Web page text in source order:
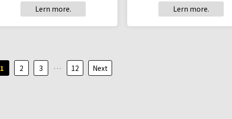
Lern more. Lern more.
1 2 3 … 12 Next